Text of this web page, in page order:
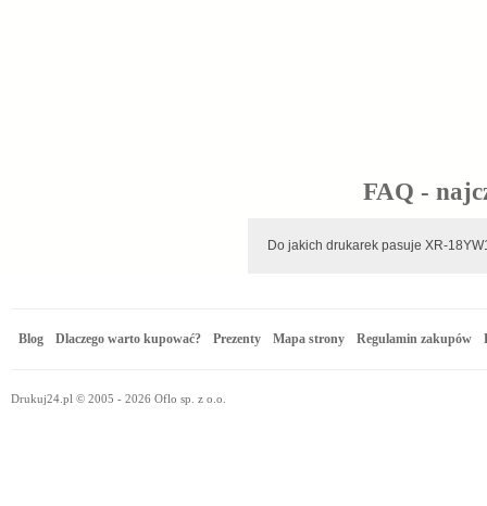
FAQ -
Do jakich drukarek pasuje
Blog Dlaczego warto kupować? Prezenty Mapa strony Regulamin zakupów
Drukuj24.pl © 2005 - 2026 Oflo sp. z o.o.